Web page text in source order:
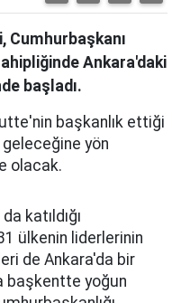
Cumhurbaşkanı
Ankara'daki
başladı.
başkanlık ettiği
yön
olacak.
katıldığı
ülkenin liderlerinin
de Ankara'da bir
başkentte yoğun